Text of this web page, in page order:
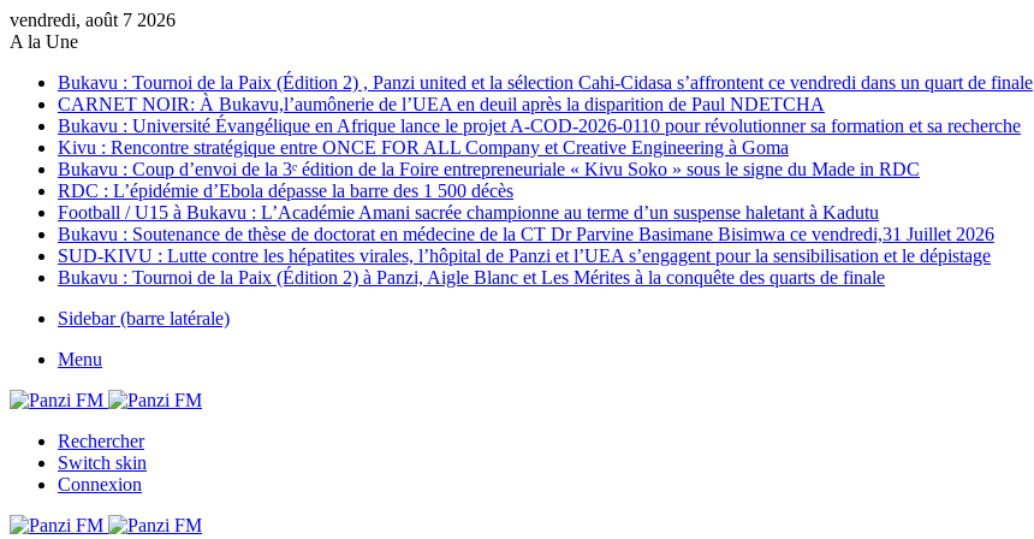
vendredi, août 7 2026
A la Une
Bukavu : Tournoi de la Paix (Édition 2) , Panzi united et la sélection Cahi-Cidasa s’affrontent ce vendredi dans un quart de finale
CARNET NOIR: À Bukavu,l’aumônerie de l’UEA en deuil après la disparition de Paul NDETCHA
Bukavu : Université Évangélique en Afrique lance le projet A-COD-2026-0110 pour révolutionner sa formation et sa recherche
Kivu : Rencontre stratégique entre ONCE FOR ALL Company et Creative Engineering à Goma
Bukavu : Coup d’envoi de la 3ᵉ édition de la Foire entrepreneuriale « Kivu Soko » sous le signe du Made in RDC
RDC : L’épidémie d’Ebola dépasse la barre des 1 500 décès
Football / U15 à Bukavu : L’Académie Amani sacrée championne au terme d’un suspense haletant à Kadutu
Bukavu : Soutenance de thèse de doctorat en médecine de la CT Dr Parvine Basimane Bisimwa ce vendredi,31 Juillet 2026
SUD-KIVU : Lutte contre les hépatites virales, l’hôpital de Panzi et l’UEA s’engagent pour la sensibilisation et le dépistage
Bukavu : Tournoi de la Paix (Édition 2) à Panzi, Aigle Blanc et Les Mérites à la conquête des quarts de finale
Sidebar (barre latérale)
Menu
Rechercher
Switch skin
Connexion